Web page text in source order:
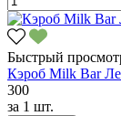
Быстрый
Кэроб Milk Bar
300
за 1 шт.